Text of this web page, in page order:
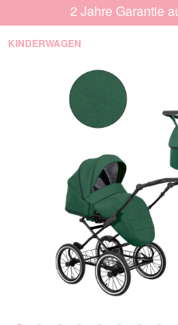
2 Jahre Garantie
KINDERWAGEN